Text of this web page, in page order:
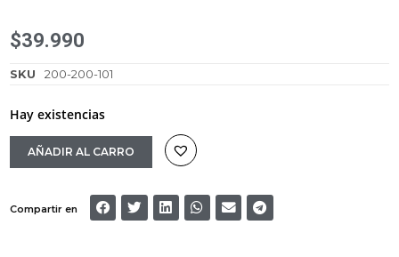
$39.990
SKU 200-200-101
Hay existencias
AÑADIR AL CARRO
Compartir en